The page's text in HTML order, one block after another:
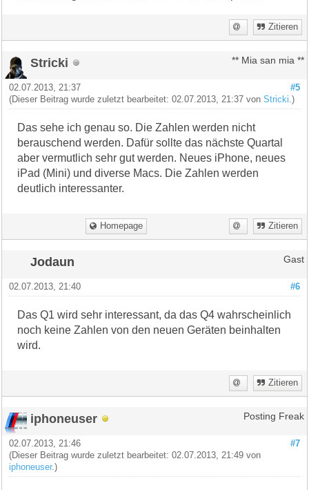
Zitieren
Stricki ** Mia san mia **
#5
02.07.2013, 21:37
(Dieser Beitrag wurde zuletzt bearbeitet: 02.07.2013, 21:37 vonStricki .)
Das sehe ich genau so. Die Zahlen werden nicht
berauschend werden. Dafür sollte das nächste Quartal
aber vermutlich sehr gut werden. Neues iPhone, neues
iPad (Mini) und diverse Macs. Die Zahlen werden
deutlich interessanter.
Homepage Zitieren
Jodaun Gast
#6
02.07.2013, 21:40
Das Q1 wird sehr interessant, da das Q4 wahrscheinlich
noch keine Zahlen von den neuen Geräten beinhalten
wird.
Zitieren
iphoneuser Posting Freak
#7
02.07.2013, 21:46
(Dieser Beitrag wurde zuletzt bearbeitet: 02.07.2013, 21:49 von
iphoneuser.)